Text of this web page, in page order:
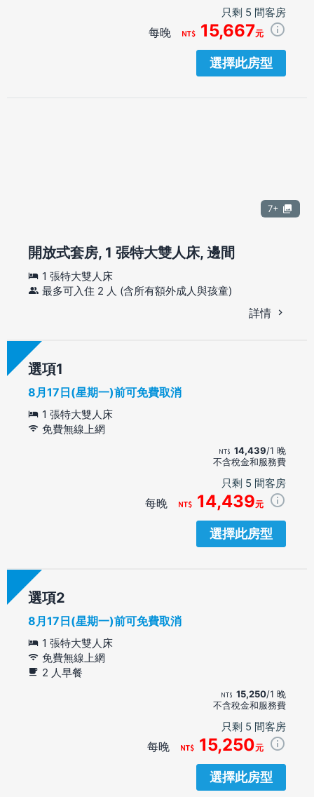
只剩 5 間客房
每晚 15,667元
選擇此房型
7+
開放式套房, 1 張特大雙人床, 邊間
1 張特大雙人床
最多可入住 2 人 (含所有額外成人與孩童)
詳情
選項
8月17日(星期一)前可免費取消
1 張特大雙人床
免費無線上網
14,439/1 晚
不含稅金和服務費
只剩 5 間客房
每晚 14,439元
選擇此房型
選項
8月17日(星期一)前可免費取消
1 張特大雙人床
免費無線上網
2 人早餐
15,250/1 晚
不含稅金和服務費
只剩 5 間客房
每晚 15,250元
選擇此房型